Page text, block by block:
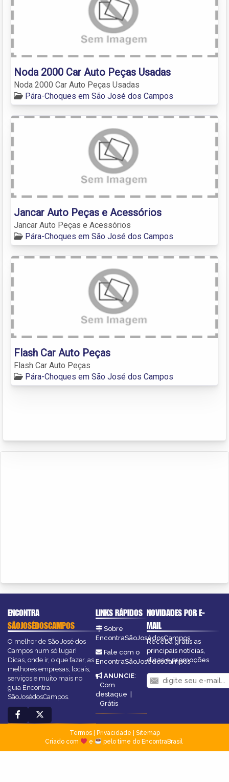
Noda 2000 Car Auto Peças Usadas
Noda 2000 Car Auto Peças Usadas
Pára-Choques em São José dos Campos
Jancar Auto Peças e Acessórios
Jancar Auto Peças e Acessórios
Pára-Choques em São José dos Campos
Flash Car Auto Peças
Flash Car Auto Peças
Pára-Choques em São José dos Campos
ENCONTRA
SÃOJOSÉDOSCAMPOS
O melhor de São José dos
Campos num só lugar!
Dicas, onde ir, o que fazer, as
melhores empresas, locais,
serviços e muito mais no
guia Encontra
SãoJosédosCampos.
LINKS RÁPIDOS
Sobre
EncontraSãoJosédosCampos
Fale com o
EncontraSãoJosédosCampos
ANUNCIE:
Com
destaque |
Grátis
NOVIDADES POR E-
MAIL
Receba grátis as
principais notícias,
dicas e promoções
Termos| Privacidade
Sitemap
Criado com
e pelo time do EncontraBrasil